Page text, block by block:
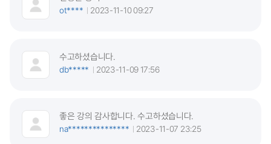
ot****
2023-11-10 09:27
수고하셨습니다.
db*****
2023-11-09 17:56
좋은 강의 감사합니다. 수고하셨습니다.
na***************
2023-11-07 23:25